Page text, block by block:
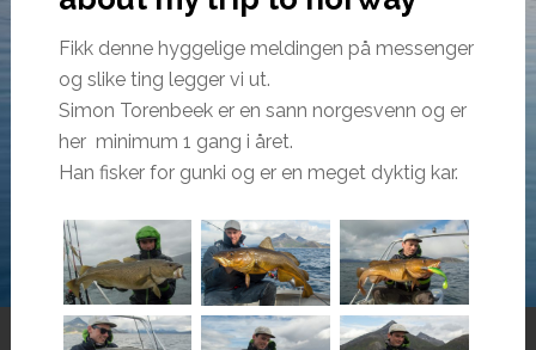
Fikk denne hyggelige meldingen på messenger
og slike ting legger vi ut.
Simon Torenbeek er en sann norgesvenn og er
her minimum 1 gang i året.
Han fisker for gunki og er en meget dyktig kar.